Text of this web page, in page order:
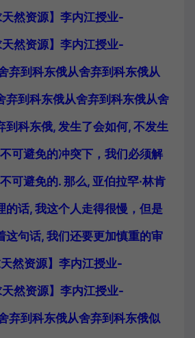
然资源】李内江授业-
然资源】李内江授业-
到科东俄从舍弃到科东俄从
弃到科东俄从舍弃到科东俄从舍
到科东俄, 发生了会如何, 不发生
可避免的冲突下，我们必须解
可避免的. 那么, 亚伯拉罕·林肯
的话, 我这个人走得很慢，但是
这句话, 我们还要更加慎重的审
然资源】李内江授业-
然资源】李内江授业-
到科东俄从舍弃到科东俄似